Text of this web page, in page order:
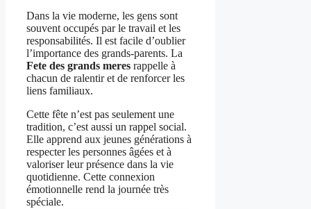
Dans la vie moderne, les gens sont
souvent occupés par le travail et les
responsabilités. Il est facile d’oublier
l’importance des grands-parents. La
Fete des grands meres rappelle à
chacun de ralentir et de renforcer les
liens familiaux.
Cette fête n’est pas seulement une
tradition, c’est aussi un rappel social.
Elle apprend aux jeunes générations à
respecter les personnes âgées et à
valoriser leur présence dans la vie
quotidienne. Cette connexion
émotionnelle rend la journée très
spéciale.